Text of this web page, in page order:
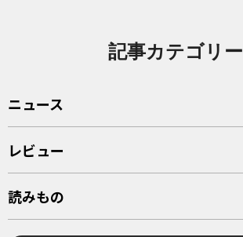
記事カテゴリー
ニュース
レビュー
読みもの